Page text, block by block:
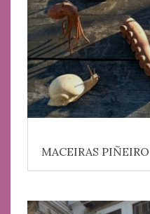
MACEIRAS PIÑEIRO